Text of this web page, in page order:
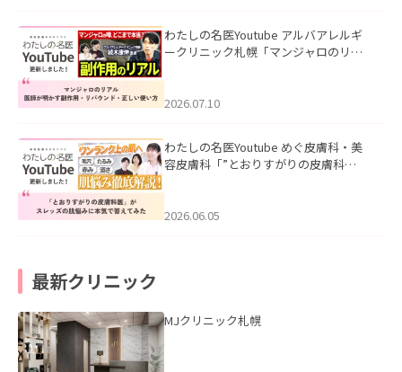
わたしの名医Youtube アルバアレルギ
ークリニック札幌「マンジャロのリア
た。
2026.07.10
わたしの名医Youtube めぐ皮膚科・美
容皮膚科「”とおりすがりの皮膚科
2026.06.05
最新クリニック
MJクリニック札幌